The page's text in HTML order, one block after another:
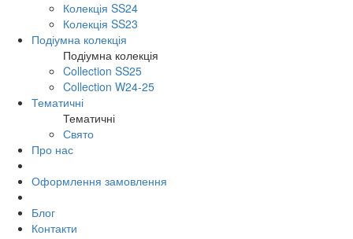
Колекція SS24
Колекція SS23
Подіумна колекція
Подіумна колекція
Collection SS25
Collection W24-25
Тематичні
Тематичні
Свято
Про нас
Оформлення замовлення
Блог
Контакти